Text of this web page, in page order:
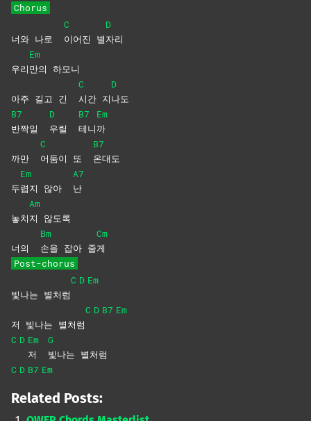
Chorus
너와 나로
C
이어진 별
D
자리
우리
Em
만의 하모니
아주 길고 긴
C
시간 지
D
나도
B7
반짝일
D
우릴
B7
테니
Em
까
까만
C
어둠이 또
B7
온대도
두
Em
렵지 않아
A7
난
놓치
Am
지 않도록
너의
Bm
손을 잡아 줄
Cm
게
Post-chorus
빛나는 별처럼
C D Em
저 빛나는 별처럼
C D B7 Em
C D Em
저
G
빛나는 별처럼
C D B7 Em
Related Posts: